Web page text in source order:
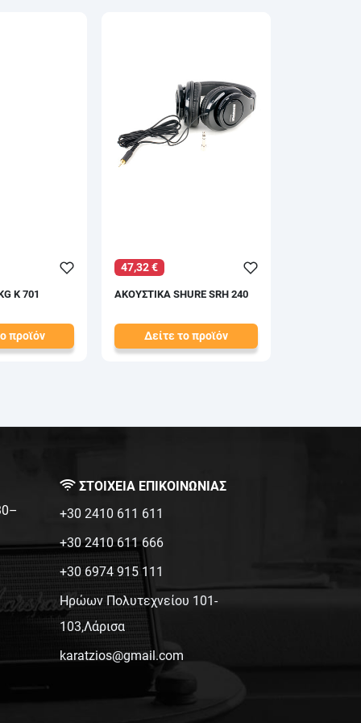
K 701
προϊόν
47,32 €
ΑΚΟΥΣΤΙΚΑ SHURE SRH 240
Δείτε το προϊόν
52,43 €
ΣΤΟΙΧΕΙΑ ΕΠΙΚΟΙΝΩΝΙΑΣ
+30 2410 611 611
+30 2410 611 666
+30 6974 915 111
Ηρώων Πολυτεχνείου 101-
103,Λάρισα
karatzios@gmail.com